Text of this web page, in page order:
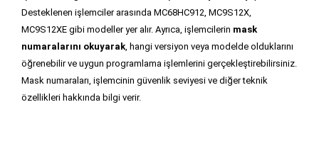
Desteklenen işlemciler arasında MC68HC912, MC9S12X,
MC9S12XE gibi modeller yer alır. Ayrıca, işlemcilerin mask
numaralarını okuyarak , hangi versiyon veya modelde olduklarını
öğrenebilir ve uygun programlama işlemlerini gerçekleştirebilirsiniz.
Mask numaraları, işlemcinin güvenlik seviyesi ve diğer teknik
özellikleri hakkında bilgi verir.